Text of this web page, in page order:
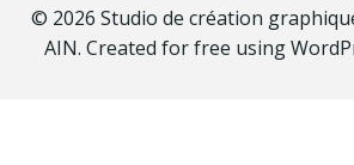
© 2026 Studio de création
AIN. Created for free using